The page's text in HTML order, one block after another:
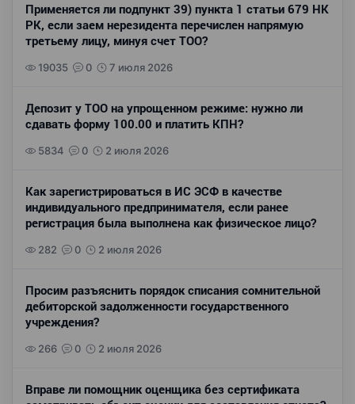
Применяется ли подпункт 39) пункта 1 статьи 679 НК
РК, если заем нерезидента перечислен напрямую
третьему лицу, минуя счет ТОО?
19035 0 7 июля 2026
Депозит у ТОО на упрощенном режиме: нужно ли
сдавать форму 100.00 и платить КПН?
5834 0 2 июля 2026
Как зарегистрироваться в ИС ЭСФ в качестве
индивидуального предпринимателя, если ранее
регистрация была выполнена как физическое лицо?
282 0 2 июля 2026
Просим разъяснить порядок списания сомнительной
дебиторской задолженности государственного
учреждения?
266 0 2 июля 2026
Вправе ли помощник оценщика без сертификата